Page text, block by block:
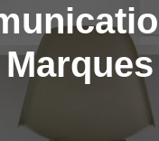
Marques